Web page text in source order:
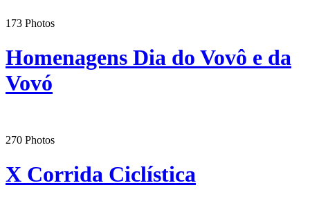
173 Photos
Homenagens Dia do Vovô e da
Vovó
270 Photos
X Corrida Ciclística